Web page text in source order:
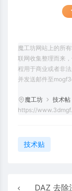
魔工坊网站上的所
联网收集整理而来
程用于商业或者非
并发送邮件至
魔工坊 技术帖
https://
技术贴
DAZ 去除汉化（恢复英文原版） 汉